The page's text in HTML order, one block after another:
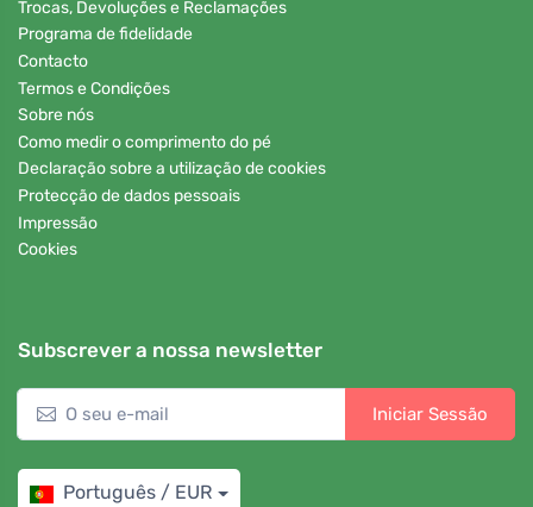
Trocas, Devoluções e Reclamações
Programa de fidelidade
Contacto
Termos e Condições
Sobre nós
Como medir o comprimento do pé
Declaração sobre a utilização de cookies
Protecção de dados pessoais
Impressão
Cookies
Subscrever a nossa newsletter
Iniciar Sessão
Português / EUR